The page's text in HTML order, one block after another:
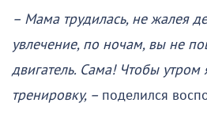
– Мама трудилась, не жалея
увлечение, по ночам, вы не
двигатель. Сама! Чтобы утром
тренировку, – поделился